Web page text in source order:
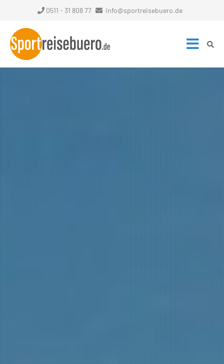
0511 - 31 808 77 info@sportreisebuero.de